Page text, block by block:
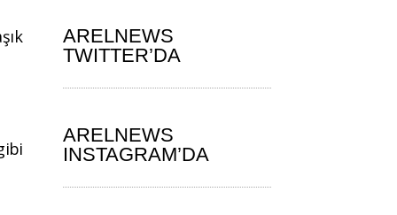
ARELNEWS
TWITTER’DA
ARELNEWS
INSTAGRAM’DA